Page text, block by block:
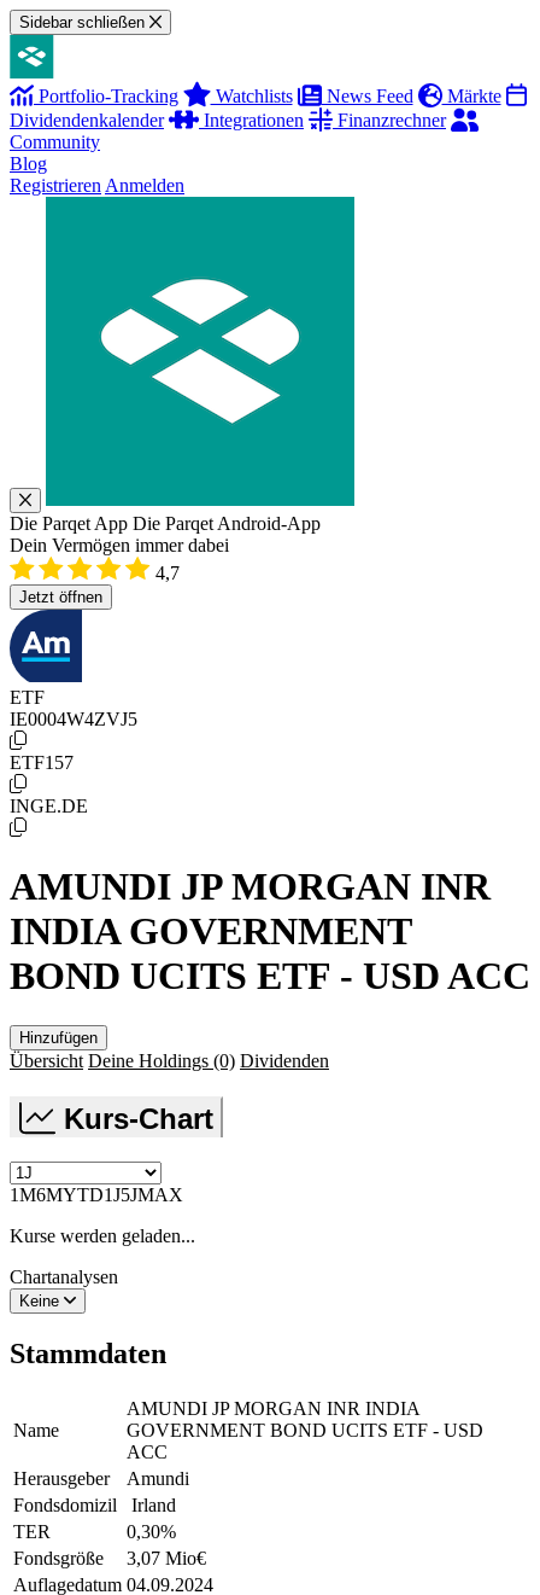
Sidebar schließen
Portfolio-Tracking Watchlists News Feed
Märkte
Dividendenkalender
Integrationen
Finanzrechner
Community
Blog
Registrieren Anmelden
Die Parqet App Die Parqet Android-App
Dein Vermögen immer dabei
4,7
Jetzt öffnen
ETF
IE0004W4ZVJ5
ETF157
INGE.DE
AMUNDI JP MORGAN INR
INDIA GOVERNMENT
BOND UCITS ETF - USD ACC
Hinzufügen
Übersicht Deine Holdings (0) Dividenden
Kurs-Chart
1M6MYTD1J5JMAX
Kurse werden geladen...
Chartanalysen
Keine
Stammdaten
Name
AMUNDI JP MORGAN INR INDIA
GOVERNMENT BOND UCITS ETF - USD
ACC
Herausgeber
Amundi
Fondsdomizil
Irland
TER
0,30%
Fondsgröße
3,07 Mio€
Auflagedatum 04.09.2024